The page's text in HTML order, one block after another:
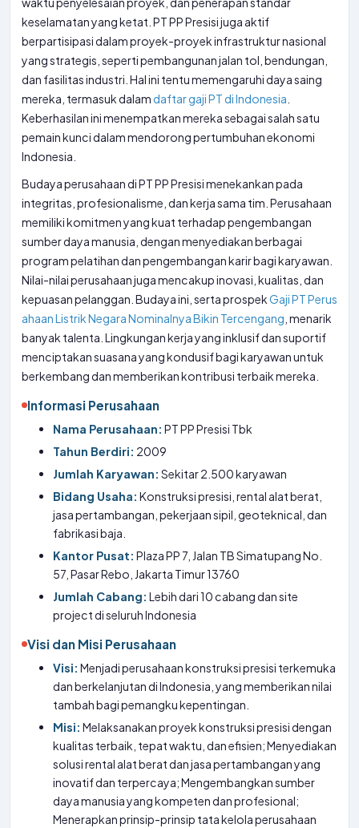
keselamatan yang ketat. PT PP Presisi juga aktif
berpartisipasi dalam proyek-proyek infrastruktur nasional
yang strategis, seperti pembangunan jalan tol, bendungan,
dan fasilitas industri. Hal ini tentu memengaruhi daya saing
mereka, termasuk dalam daftar gaji PT di Indonesia
Keberhasilan ini menempatkan mereka sebagai salah satu
pemain kunci dalam mendorong pertumbuhan ekonomi
Indonesia.
Budaya perusahaan di PT PP Presisi menekankan pada
integritas, profesionalisme, dan kerja sama tim. Perusahaan
memiliki komitmen yang kuat terhadap pengembangan
sumber daya manusia, dengan menyediakan berbagai
program pelatihan dan pengembangan karir bagi karyawan.
Nilai-nilai perusahaan juga mencakup inovasi, kualitas, dan
kepuasan pelanggan. Budaya ini, serta prospekGaji PT Perus
ahaan Listrik Negara Nominalnya Bikin Tercengang , menarik
banyak talenta. Lingkungan kerja yang inklusif dan suportif
menciptakan suasana yang kondusif bagi karyawan untuk
berkembang dan memberikan kontribusi terbaik mereka.
Informasi Perusahaan
Nama Perusahaan: PT PP Presisi Tbk
Tahun Berdiri: 2009
Jumlah Karyawan: Sekitar 2.500 karyawan
Bidang Usaha: Konstruksi presisi, rental alat berat,
jasa pertambangan, pekerjaan sipil, geoteknical, dan
fabrikasi baja.
Kantor Pusat: Plaza PP 7, Jalan TB Simatupang No.
57, Pasar Rebo, Jakarta Timur 13760
Jumlah Cabang: Lebih dari 10 cabang dan site
project di seluruh Indonesia
Visi dan Misi Perusahaan
Visi: Menjadi perusahaan konstruksi presisi terkemuka
dan berkelanjutan di Indonesia, yang memberikan nilai
tambah bagi pemangku kepentingan.
Misi: Melaksanakan proyek konstruksi presisi dengan
kualitas terbaik, tepat waktu, dan efisien; Menyediakan
solusi rental alat berat dan jasa pertambangan yang
inovatif dan terpercaya; Mengembangkan sumber
daya manusia yang kompeten dan profesional;
Menerapkan prinsip-prinsip tata kelola perusahaan